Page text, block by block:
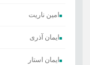
امین ناریت
ایمان آذری
ایمان استار